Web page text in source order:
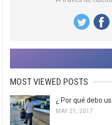
MOST VIEWED POSTS
¿ Por qué debo
MAY 21, 2017